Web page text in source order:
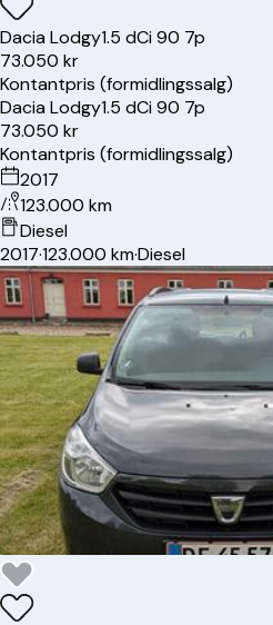
DaciaLodgy1.5 dCi 90 7p
73.050 kr
Kontantpris (formidlingssalg)
DaciaLodgy1.5 dCi 90 7p
73.050 kr
Kontantpris (formidlingssalg)
2017
123.000 km
Diesel
2017·123.000 km·Diesel